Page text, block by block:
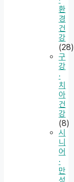
환
경
건
강
(28)
구
강
·
치
아
건
강
(8)
시
니
어
·
만